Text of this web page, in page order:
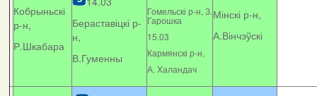
Кобрыньскі
р-н,
Р.Шкабара
Бераставіцкі р-
н,
В.Гуменны
Гомельскі р-н, З.
Гарошка
15.03
Кармянскі р-н,
А. Xаландач
Мінскі р-н,
А.Вінчэўскі